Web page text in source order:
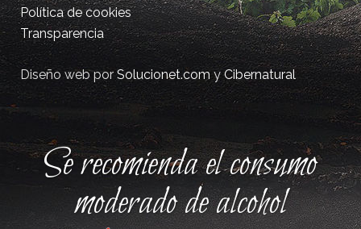
Política de cookies
Transparencia
Diseño web porSolucionet.comyCibernatural
Se recomienda el consumo
moderado de alcohol